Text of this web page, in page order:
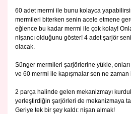
60 adet mermi ile bunu kolayca
mermileri biterken senin acele etmene
eğlence bu kadar mermi ile çok kolay!
nişancı olduğunu göster! 4 adet şarjör
olacak.
Sünger mermileri şarjörlerine yükle,
ve 60 mermi ile kapışmalar sen ne
2 parça halinde gelen mekanizmayı
yerleştirdiğin şarjörleri de mekanizmaya
Geriye tek bir şey kaldı: nişan almak!